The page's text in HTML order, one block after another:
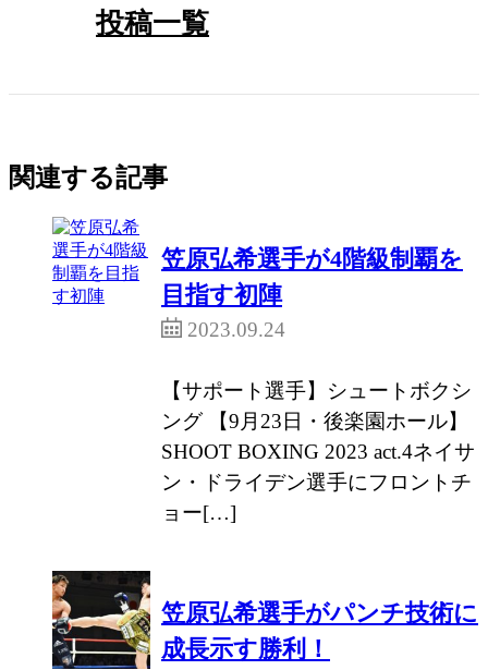
投稿一覧
関連する記事
笠原弘希選手が4階級制覇を
目指す初陣
2023.09.24
【サポート選手】シュートボクシ
ング 【9月23日・後楽園ホール】
SHOOT BOXING 2023 act.4ネイサ
ン・ドライデン選手にフロントチ
ョー[…]
笠原弘希選手がパンチ技術に
成長示す勝利！